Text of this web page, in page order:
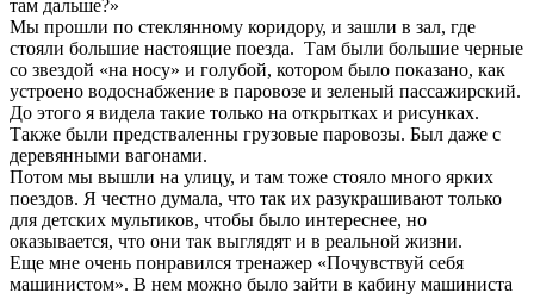
там дальше?»
Мы прошли по стеклянному коридору, и зашли в зал, где
стояли большие настоящие поезда. Там были большие черные
со звездой «на носу» и голубой, котором было показано, как
устроено водоснабжение в паровозе и зеленый пассажирский.
До этого я видела такие только на открытках и рисунках.
Также были предстваленны грузовые паровозы. Был даже с
деревянными вагонами.
Потом мы вышли на улицу, и там тоже стояло много ярких
поездов. Я честно думала, что так их разукрашивают только
для детских мультиков, чтобы было интереснее, но
оказывается, что они так выглядят и в реальной жизни.
Еще мне очень понравился тренажер «Почувствуй себя
машинистом». В нем можно было зайти в кабину машиниста